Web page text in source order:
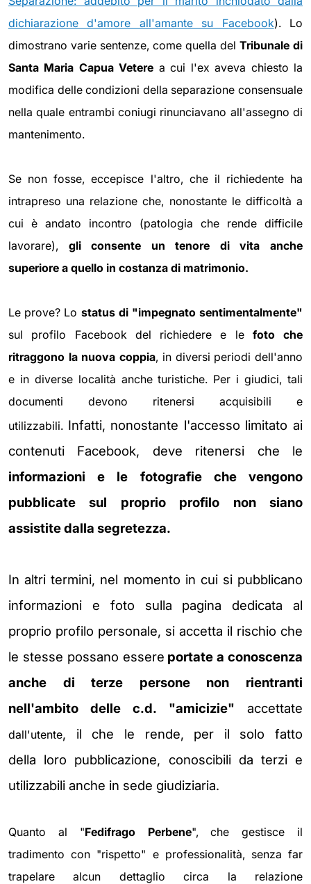
dichiarazione d'amore all'amante su Facebook). Lo
dimostrano varie sentenze, come quella del Tribunale di
Santa Maria Capua Vetere a cui l'ex aveva chiesto la
modifica delle condizioni della separazione consensuale
nella quale entrambi coniugi rinunciavano all'assegno di
mantenimento.
Se non fosse, eccepisce l'altro, che il richiedente ha
intrapreso una relazione che, nonostante le difficoltà a
cui è andato incontro (patologia che rende difficile
lavorare), gli consente un tenore di vita anche
superiore a quello in costanza di matrimonio.
Le prove? Lo status di "impegnato sentimentalmente"
sul profilo Facebook del richiedere e le foto che
ritraggono la nuova coppia, in diversi periodi dell'anno
e in diverse località anche turistiche. Per i giudici, tali
documenti devono ritenersi acquisibili e
utilizzabili. Infatti, nonostante l'accesso limitato ai
contenuti Facebook, deve ritenersi che le
informazioni e le fotografie che vengono
pubblicate sul proprio profilo non siano
assistitedalla segretezza.
In altri termini, nel momento in cui si pubblicano
informazioni e foto sulla pagina dedicata al
proprio profilo personale, si accetta il rischio che
le stesse possano essere portatea conoscenza
anche di terze persone non rientranti
nell'ambito delle c.d. "amicizie" accettate
dall'utente, il che le rende, per il solo fatto
della loro pubblicazione, conoscibili da terzi e
utilizzabili anche in sede giudiziaria.
Quanto al "Fedifrago Perbene", che gestisce il
tradimento con "rispetto" e professionalità, senza far
trapelare alcun dettaglio circa la relazione